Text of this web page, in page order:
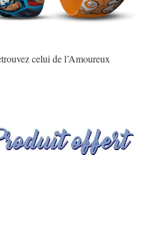
celui de l’Amoureux